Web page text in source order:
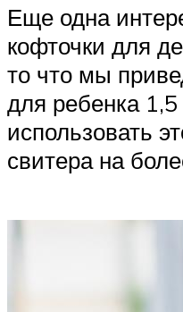
Еще одна
кофточки для
то что мы
для ребенка
использовать
свитера на